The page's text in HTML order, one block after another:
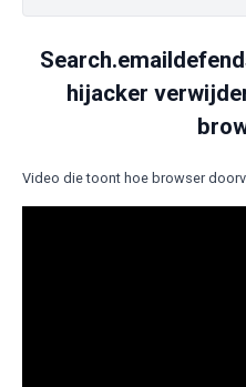
hijacker
Video die toont hoe browser